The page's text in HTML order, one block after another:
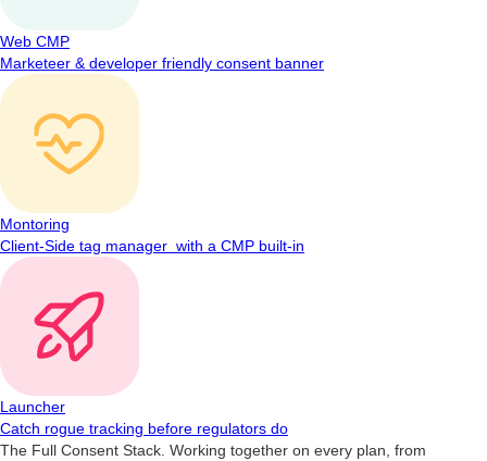
Web CMP
Marketeer & developer friendly consent banner
Montoring
Client-Side tag manager with a CMP built-in
Launcher
Catch rogue tracking before regulators do
The Full Consent Stack. Working together on every plan, from